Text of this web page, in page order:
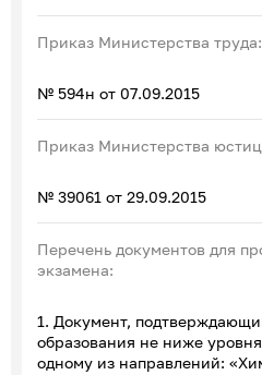
Приказ Министерства труда:
№ 594н от 07.09.2015
Приказ Министерства
№ 39061 от 29.09.2015
Перечень документов для
экзамена:
1. Документ,
образования не ниже
одному из направлений: